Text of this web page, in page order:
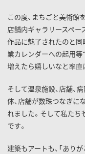
この度、まちごと美術館
店舗内ギャラリースペー
作品に魅了されたのと同
業カレンダーへの起用等
増えたら嬉しいなと率直
そして温泉施設、店舗、
体、店舗が数珠つなぎに
れました。そして私た
です。
建築もアートも、「あり